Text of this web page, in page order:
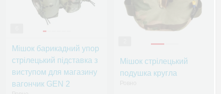
Мішок барикадний упор
стрілецький підставка з
виступом для магазину
вагончик GEN 2
Мішок стрілецький
подушка кругла